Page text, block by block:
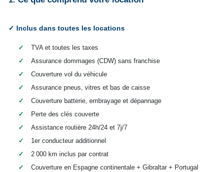
✓ Inclus dans toutes les locations
✓
TVA et toutes les taxes
✓
Assurance dommages (CDW) sans franchise
✓
Couverture vol du véhicule
✓
Assurance pneus, vitres et bas de caisse
✓
Couverture batterie, embrayage et dépannage
✓
Perte des clés couverte
✓
Assistance routière 24h/24 et 7j/7
✓
1er conducteur additionnel
✓
2 000 km inclus par contrat
✓
Couverture en Espagne continentale + Gibraltar + Portugal